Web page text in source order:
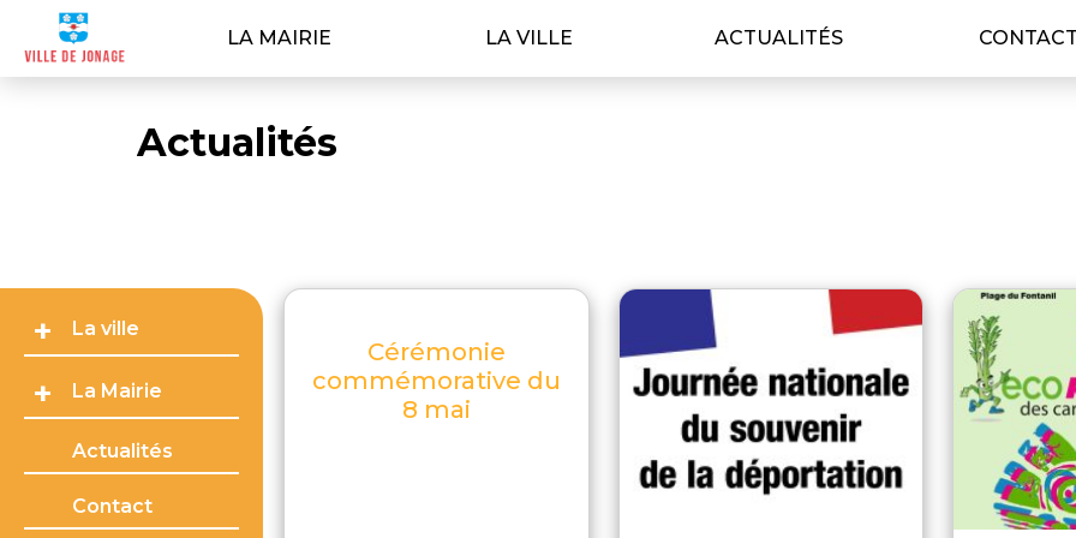
LA MAIRIE LA VILLE ACTUALITÉS
Actualités
La ville
La Mairie
Actualités
Contact
Cérémonie
commémorative du
8 mai